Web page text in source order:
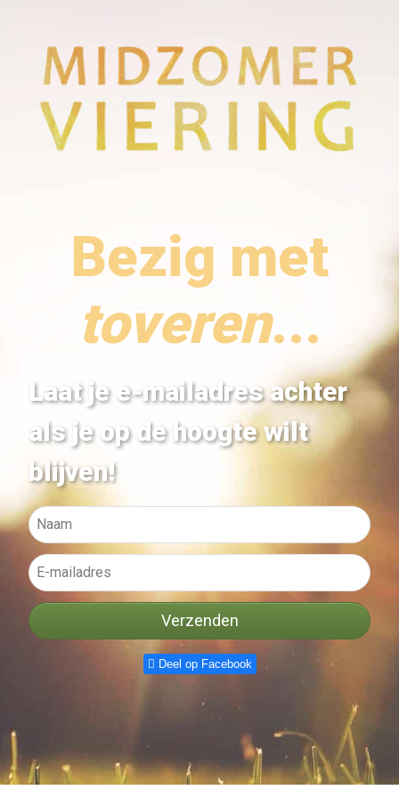
Bezig met
toveren...
Laat je e-mailadres achter
als je op de hoogte wilt
blijven!
Verzenden
Deel op Facebook